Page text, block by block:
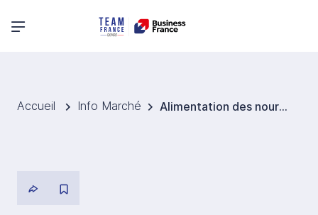
Menu principal
Accueil Info Marché Alimentation des nourrissons et jeunes enfants